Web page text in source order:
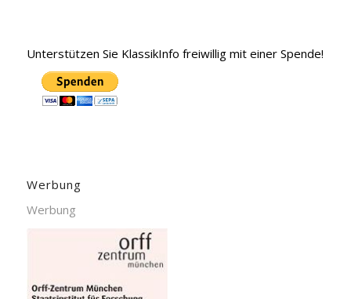
Unterstützen Sie KlassikInfo freiwillig mit einer Spende!
Werbung
Werbung